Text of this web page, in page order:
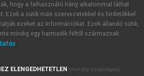
a MeRSZ újdonságairól, akcióiról.
Akadémiai Kiadó Zrt. újdonságairól,
tájékoztatóbanfoglaltakat tudomásul
hogy a felhasználó hány alkalommal láthat
Ezek a sütik más szervezetekkel és hirdetőkkel
ezeket az információkat. Ezek állandó sütik,
mindig egy harmadik féltől származnak.
ELENGEDHETETLEN (mindig szükséges)